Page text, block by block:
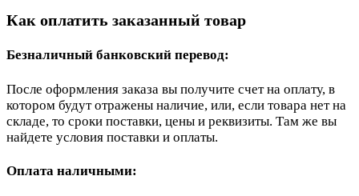
Как оплатить заказанный товар
Безналичный банковский перевод:
После оформления заказа вы получите счет на оплату, в
котором будут отражены наличие, или, если товара нет на
складе, то сроки поставки, цены и реквизиты. Там же вы
найдете условия поставки и оплаты.
Оплата наличными: